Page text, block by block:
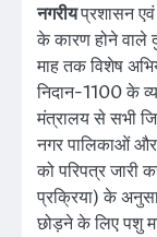
नगरीयप्रशासन
के कारण होने वाले
माह तक विशेष
निदान-1100 के
मंत्रालय से सभी
नगर पालिकाओं और
को परिपत्र जारी
प्रक्रिया) के
छोड़ने के लिए पशु